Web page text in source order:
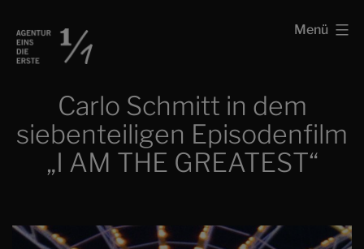
Inhalt
springen
Schauspielagentur
Agentur
erste
Menü
Carlo Schmitt in dem
siebenteiligen Episodenfilm
„I AM THE GREATEST“